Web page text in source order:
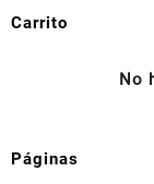
Carrito
No
Páginas